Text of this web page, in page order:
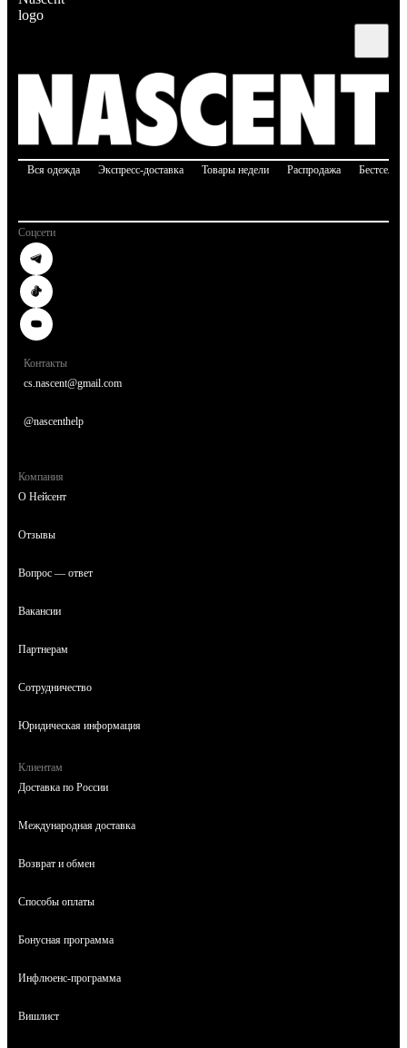
Вся одежда Экспресс-доставка Товары недели Распродажа
Соцсети
Контакты
cs.nascent@gmail.com
@nascenthelp
Компания
О Нейсент
Отзывы
Вопрос — ответ
Вакансии
Партнерам
Сотрудничество
Юридическая информация
Клиентам
Доставка по России
Международная доставка
Возврат и обмен
Способы оплаты
Бонусная программа
Инфлюенс-программа
Вишлист